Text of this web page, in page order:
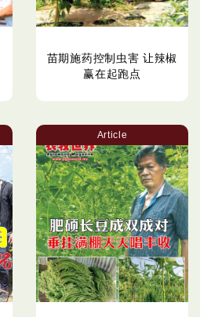
苗期施药控制虫害 让辣椒
赢在起跑点
Article